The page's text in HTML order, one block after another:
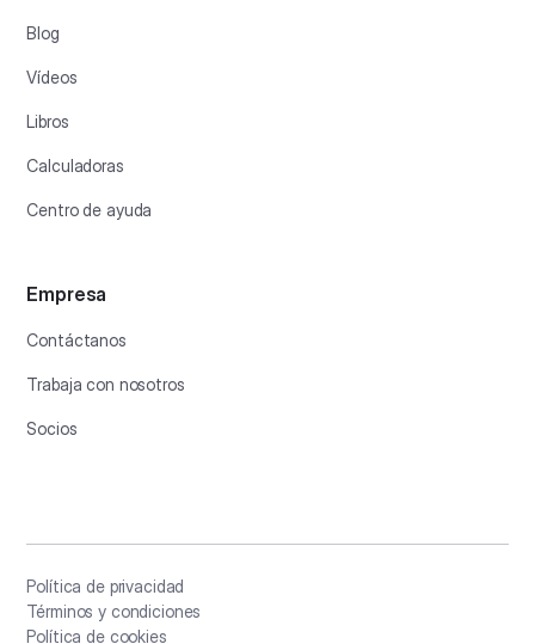
Blog
Vídeos
Libros
Calculadoras
Centro de ayuda
Empresa
Contáctanos
Trabaja con nosotros
Socios
Política de privacidad
Términos y condiciones
Política de cookies